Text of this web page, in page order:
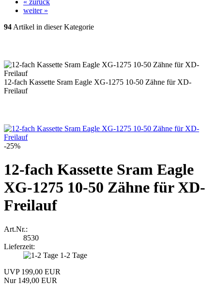
« zurück
weiter »
94 Artikel in dieser Kategorie
12-fach Kassette Sram Eagle XG-1275 10-50 Zähne für XD-
Freilauf
-25%
12-fach Kassette Sram Eagle
XG-1275 10-50 Zähne für XD-
Freilauf
Art.Nr.:
8530
Lieferzeit:
1-2 Tage
UVP 199,00 EUR
Nur 149,00 EUR